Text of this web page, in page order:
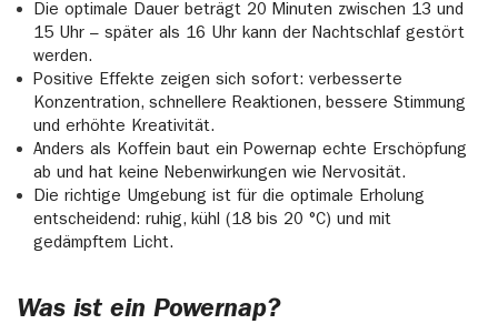
Die optimale Dauer beträgt 20 Minuten zwischen 13 und
15 Uhr – später als 16 Uhr kann der Nachtschlaf gestört
werden.
Positive Effekte zeigen sich sofort: verbesserte
Konzentration, schnellere Reaktionen, bessere Stimmung
und erhöhte Kreativität.
Anders als Koffein baut ein Powernap echte Erschöpfung
ab und hat keine Nebenwirkungen wie Nervosität.
Die richtige Umgebung ist für die optimale Erholung
entscheidend: ruhig, kühl (18 bis 20 °C) und mit
gedämpftem Licht.
Was ist ein Powernap?